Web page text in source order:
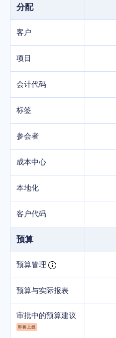
分配
客户
项目
会计代码
标签
参会者
成本中心
本地化
客户代码
预算
预算管理
预算与实际报表
审批中的预算建议
即将上线